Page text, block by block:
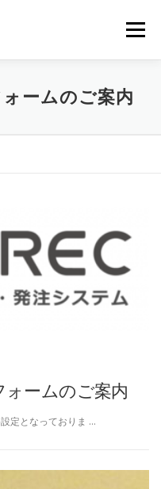
メニュー
CONTACT
ームのご案内
ームのご案内
定となっておりま …